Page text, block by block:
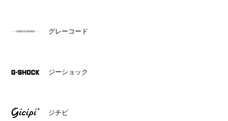
グレーコード
ジーショック
ジチピ